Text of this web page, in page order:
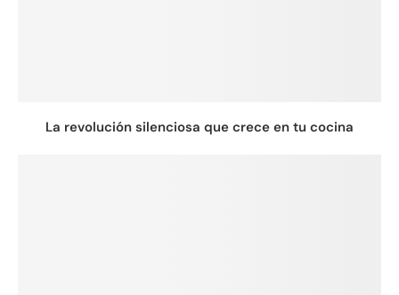
La revolución silenciosa que crece en tu cocina